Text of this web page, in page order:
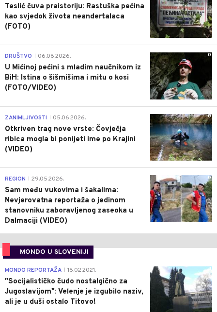
Teslić čuva praistoriju: Rastuška pećina
kao svjedok života neandertalaca
(FOTO)
0
DRUŠTVO 06.06.2026.
U Mićinoj pećini s mladim naučnikom iz
BiH: Istina o šišmišima i mitu o kosi
(FOTO/VIDEO)
0
ZANIMLJIVOSTI 05.06.2026.
Otkriven trag nove vrste: Čovječja
ribica mogla bi ponijeti ime po Krajini
(VIDEO)
0
REGION 29.05.2026.
Sam među vukovima i šakalima:
Nevjerovatna reportaža o jedinom
stanovniku zaboravljenog zaseoka u
Dalmaciji (VIDEO)
MONDO U SLOVENIJI
4
MONDO REPORTAŽA 16.02.2021.
"Socijalističko čudo nostalgično za
Jugoslavijom": Velenje je izgubilo naziv,
ali je u duši ostalo Titovo!